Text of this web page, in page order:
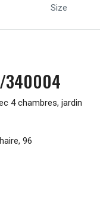
Size
340004
4 chambres, jardin
96